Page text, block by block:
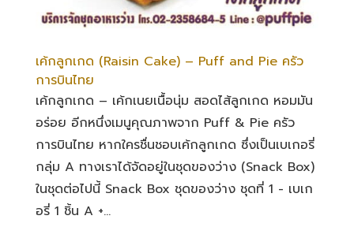
เค้กลูกเกด (Raisin Cake) – Puff and Pie ครัว
การบินไทย
เค้กลูกเกด – เค้กเนยเนื้อนุ่ม สอดไส้ลูกเกด หอมมัน
อร่อย อีกหนึ่งเมนูคุณภาพจาก Puff & Pie ครัว
การบินไทย หากใครชื่นชอบเค้กลูกเกด ซึ่งเป็นเบเกอรี่
กลุ่ม A ทางเราได้จัดอยู่ในชุดของว่าง (Snack Box)
ในชุดต่อไปนี้ Snack Box ชุดของว่าง ชุดที่ 1 - เบเก
อรี่ 1 ชิ้น A +...